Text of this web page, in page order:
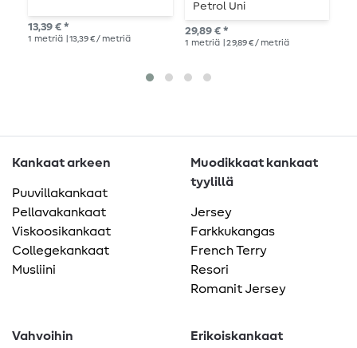
13,39 € *
1 metriä | 13,39 € / metriä
Petrol Uni
29,89 € *
1 metriä | 29,89 € / metriä
Kankaat arkeen
Puuvillakankaat
Pellavakankaat
Viskoosikankaat
Collegekankaat
Musliini
Muodikkaat kankaat
tyylillä
Jersey
Farkkukangas
French Terry
Resori
Romanit Jersey
Vahvoihin
Erikoiskankaat